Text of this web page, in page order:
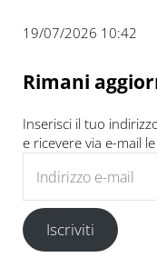
19/07/2026 10:42
Rimani
Inserisci il tuo
e ricevere via e-mail
Iscriviti